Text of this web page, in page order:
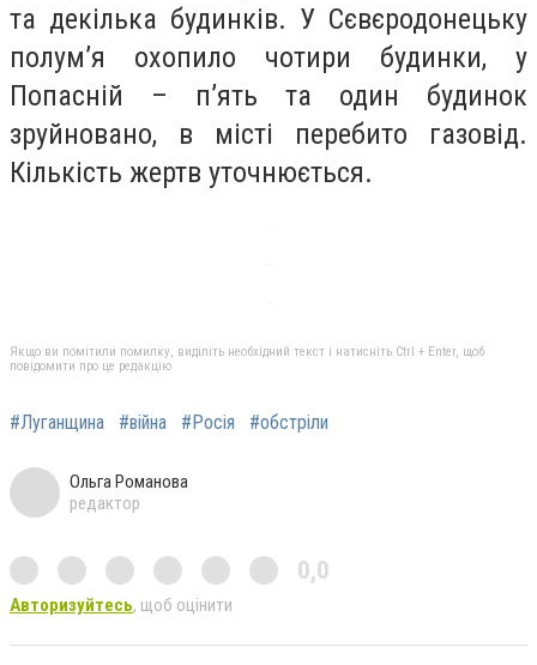
та декілька будинків. У Сєвєродонецьку
полум’я охопило чотири будинки, у
Попасній – п’ять та один будинок
зруйновано, в місті перебито газовід.
Кількість жертв уточнюється.
Якщо ви помітили помилку, виділіть необхідний текст і натисніть Ctrl + Enter, щоб
повідомити про це редакцію
#Луганщина #війна #Росія #обстріли
Ольга Романова
редактор
0,0
Авторизуйтесь, щоб оцінити